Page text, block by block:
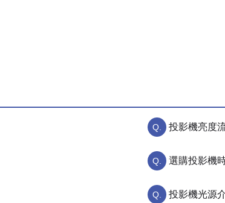
投影機亮度
選購投影機
投影機光源